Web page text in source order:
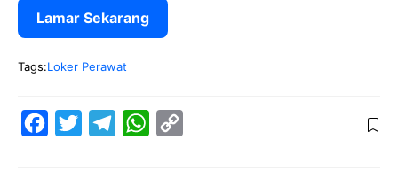
Lamar Sekarang
Tags:Loker Perawat
W